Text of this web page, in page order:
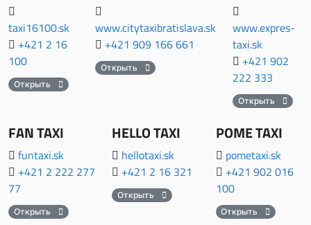
taxi16100.sk
+421 2 16
100
Открыть
www.citytaxibratislava.sk
+421 909 166 661
Открыть
www.expres-
taxi.sk
+421 902
222 333
Открыть
FAN TAXI
funtaxi.sk
+421 2 222 277
77
Открыть
HELLO TAXI
hellotaxi.sk
+421 2 16 321
Открыть
POME TAXI
pometaxi.sk
+421 902 016
100
Открыть